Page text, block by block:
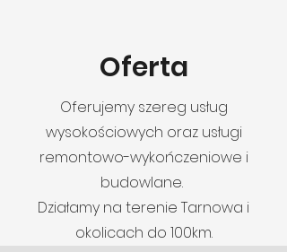
Oferta
Oferujemy szereg usług
wysokościowych oraz usługi
remontowo-wykończeniowe i
budowlane.
Działamy na terenie Tarnowa i
okolicach do 100km.